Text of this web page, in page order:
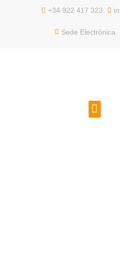
+34 922 417 323
Sede Electrónica